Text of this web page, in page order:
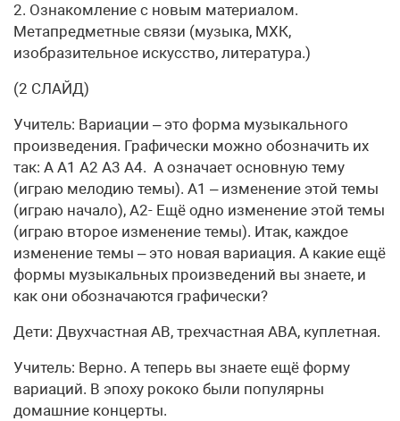
2. Ознакомление с новым материалом.
Метапредметные связи (музыка, МХК,
изобразительное искусство, литература.)
(2 СЛАЙД)
Учитель: Вариации – это форма музыкального
произведения. Графически можно обозначить их
так: А А1 А2 А3 А4. А означает основную тему
(играю мелодию темы). А1 – изменение этой темы
(играю начало), А2- Ещё одно изменение этой темы
(играю второе изменение темы). Итак, каждое
изменение темы – это новая вариация. А какие ещё
формы музыкальных произведений вы знаете, и
как они обозначаются графически?
Дети: Двухчастная АВ, трехчастная АВА, куплетная.
Учитель: Верно. А теперь вы знаете ещё форму
вариаций. В эпоху рококо были популярны
домашние концерты.